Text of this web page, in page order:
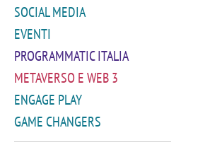
SOCIAL MEDIA
EVENTI
PROGRAMMATIC ITALIA
METAVERSO E WEB 3
ENGAGE PLAY
GAME CHANGERS